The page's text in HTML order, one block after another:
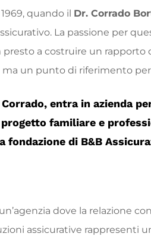
quando il Dr. Corrado
La passione per
a costruire un rapporto
un punto di riferimento
entra in azienda
familiare e
fondazione di B&B
dove la relazione
assicurative rappresenti